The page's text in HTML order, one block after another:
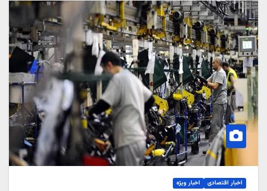
اخبار اقتصادی اخبار ویژه